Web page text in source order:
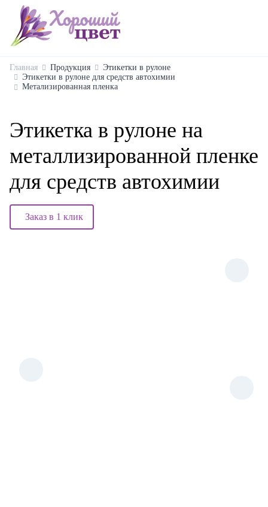
Главная Продукция
Этикетки в рулоне
Этикетки в рулоне для средств автохимии
Метализированная пленка
Этикетка в рулоне на
металлизированной пленке
для средств автохимии
Заказ в 1 клик